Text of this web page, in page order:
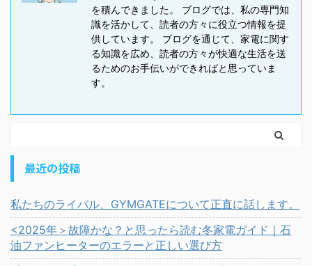
を積んできました。 ブログでは、私の専門知
識を活かして、読者の方々に役立つ情報を提
供しています。 ブログを通じて、家電に関す
る知識を広め、読者の方々が快適な生活を送
るためのお手伝いができればと思っていま
す。
最近の投稿
私たちのライバル、GYMGATEについて正直に話します。
<2025年＞故障かな？と思ったら読む冬家電ガイド｜石
油ファンヒーターのエラーと正しい選び方